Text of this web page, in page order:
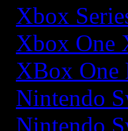
Xbox
Xbox One
XBox One
Nintendo
Nintendo